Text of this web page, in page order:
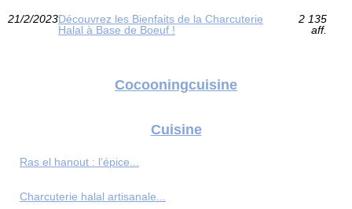
21/2/2023Découvrez les Bienfaits de la Charcuterie
Halal à Base de Boeuf !
2 135
aff.
Cocooningcuisine
Cuisine
Ras el hanout : l’épice...
Charcuterie halal artisanale...